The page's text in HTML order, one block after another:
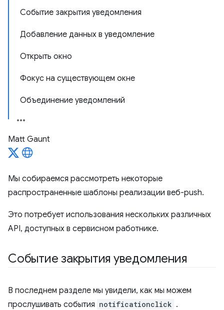
Событие закрытия уведомления
Добавление данных в уведомление
Открыть окно
Фокус на существующем окне
Объединение уведомлений
Matt Gaunt
Мы собираемся рассмотреть некоторые
распространенные шаблоны реализации веб-push.
Это потребует использования нескольких различных
API, доступных в сервисном работнике.
Событие закрытия уведомления
В последнем разделе мы увидели, как мы можем
прослушивать события notificationclick .